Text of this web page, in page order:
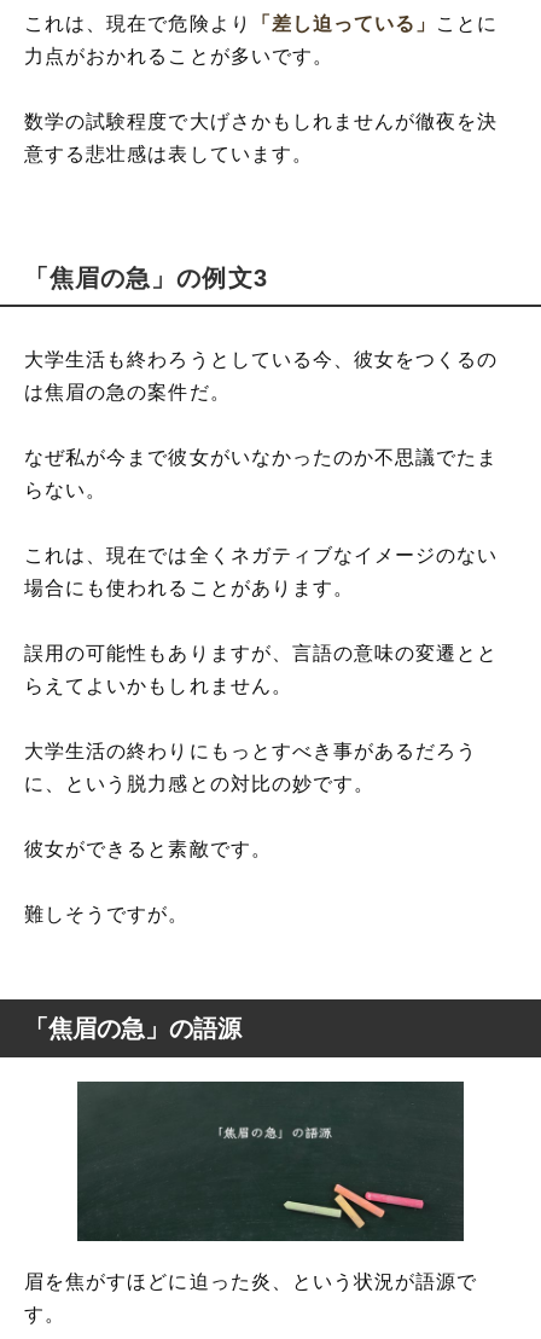
これは、現在で危険より 「差し迫っている」 ことに
力点がおかれることが多いです。
数学の試験程度で大げさかもしれませんが徹夜を決
意する悲壮感は表しています。
「焦眉の急」の例文3
大学生活も終わろうとしている今、彼女をつくるの
は焦眉の急の案件だ。
なぜ私が今まで彼女がいなかったのか不思議でたま
らない。
これは、現在では全くネガティブなイメージのない
場合にも使われることがあります。
誤用の可能性もありますが、言語の意味の変遷とと
らえてよいかもしれません。
大学生活の終わりにもっとすべき事があるだろう
に、という脱力感との対比の妙です。
彼女ができると素敵です。
難しそうですが。
「焦眉の急」の語源
眉を焦がすほどに迫った炎、という状況が語源で
す。